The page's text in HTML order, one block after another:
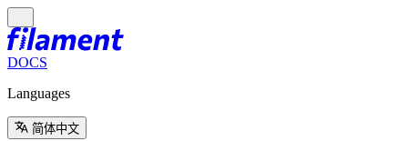
DOCS
Languages
简体中文